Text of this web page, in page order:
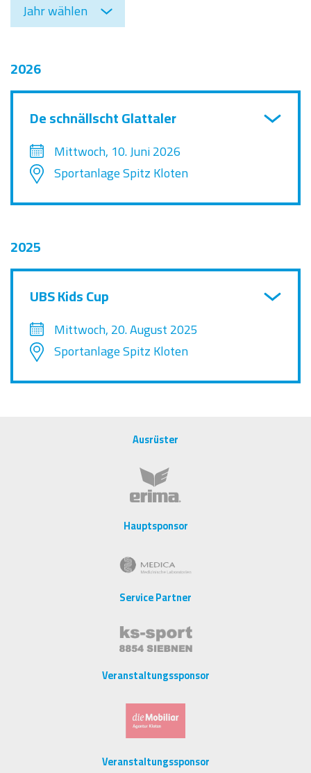
2026
De schnällscht Glattaler
Mittwoch, 10. Juni 2026
Sportanlage Spitz Kloten
2025
UBS Kids Cup
Mittwoch, 20. August 2025
Sportanlage Spitz Kloten
Ausrüster
Hauptsponsor
Service Partner
Veranstaltungssponsor
Veranstaltungssponsor